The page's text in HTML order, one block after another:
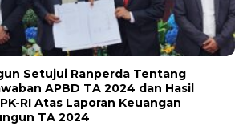
Setujui Ranperda Tentang
APBD TA 2024 dan Hasil
RI Atas Laporan Keuangan
TA 2024